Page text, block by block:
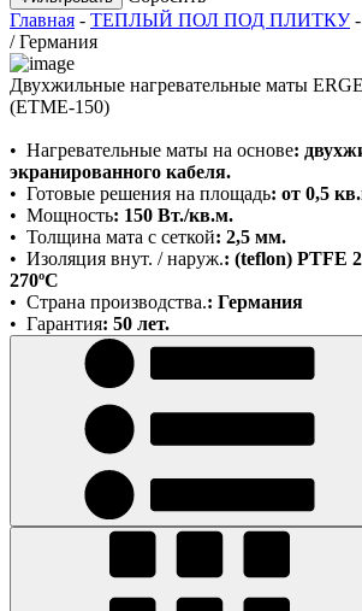
Главная - ТЕПЛЫЙ ПОЛ ПОД ПЛИТКУ -
/ Германия
Двухжильные нагревательные маты
(ETME-150)
• Нагревательные маты на основе:
экранированного кабеля.
• Готовые решения на площадь: от 0,5
• Мощность: 150 Вт./кв.м.
• Толщина мата с сеткой: 2,5 мм.
• Изоляция внут. / наруж.: (teflon) PTFE
270ºС
• Страна производства.: Германия
• Гарантия: 50 лет.